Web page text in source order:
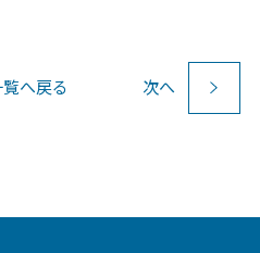
覧へ戻る 次へ